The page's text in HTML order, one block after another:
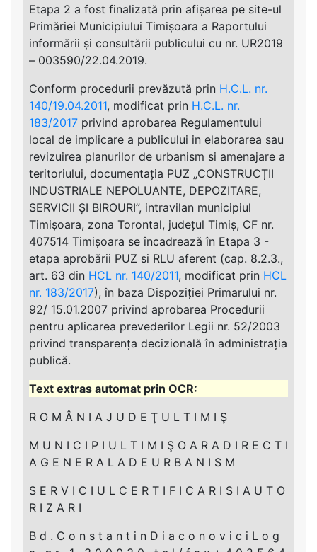
Etapa 2 a fost finalizată prin afișarea pe site-ul
Primăriei Municipiului Timișoara a Raportului
informării și consultării publicului cu nr. UR2019
– 003590/22.04.2019.
Conform procedurii prevăzută prin H.C.L. nr.
140/19.04.2011, modificat prin H.C.L. nr.
183/2017 privind aprobarea Regulamentului
local de implicare a publicului in elaborarea sau
revizuirea planurilor de urbanism si amenajare a
teritoriului, documentația PUZ „CONSTRUCȚII
INDUSTRIALE NEPOLUANTE, DEPOZITARE,
SERVICII ȘI BIROURI”, intravilan municipiul
Timișoara, zona Torontal, județul Timiș, CF nr.
407514 Timișoara se încadrează în Etapa 3 -
etapa aprobării PUZ si RLU aferent (cap. 8.2.3.,
art. 63 din HCL nr. 140/2011, modificat prin HCL
nr. 183/2017), în baza Dispoziției Primarului nr.
92/ 15.01.2007 privind aprobarea Procedurii
pentru aplicarea prevederilor Legii nr. 52/2003
privind transparența decizională în administrația
publică.
R O M Â N I A J U D E Ţ U L T I M I Ş
M U N I C I P I U L T I M I Ş O A R A D I R E C T I
A G E N E R A L A D E U R B A N I S M
S E R V I C I U L C E R T I F I C A R I S I A U T O
R I Z A R I
B d . C o n s t a n t i n D i a c o n o v i c i L o g